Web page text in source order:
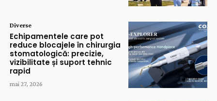
Diverse
Echipamentele care pot
reduce blocajele în chirurgia
stomatologică: precizie,
vizibilitate și suport tehnic
rapid
mai 27, 2026